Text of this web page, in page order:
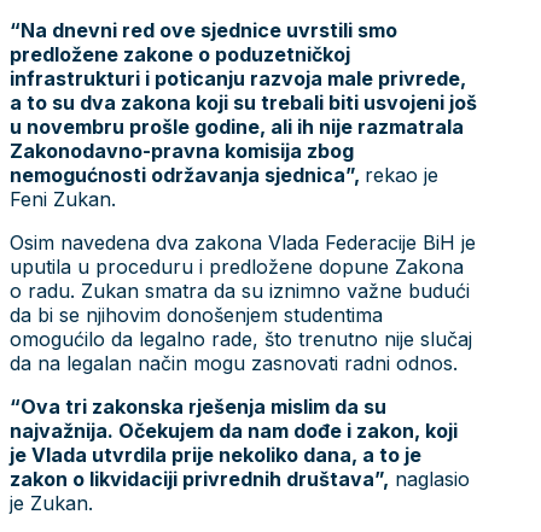
“Na dnevni red ove sjednice uvrstili smo
predložene zakone o poduzetničkoj
infrastrukturi i poticanju razvoja male privrede,
a to su dva zakona koji su trebali biti usvojeni još
u novembru prošle godine, ali ih nije razmatrala
Zakonodavno-pravna komisija zbog
nemogućnosti održavanja sjednica”, rekao je
Feni Zukan.
Osim navedena dva zakona Vlada Federacije BiH je
uputila u proceduru i predložene dopune Zakona
o radu. Zukan smatra da su iznimno važne budući
da bi se njihovim donošenjem studentima
omogućilo da legalno rade, što trenutno nije slučaj
da na legalan način mogu zasnovati radni odnos.
“Ova tri zakonska rješenja mislim da su
najvažnija. Očekujem da nam dođe i zakon, koji
je Vlada utvrdila prije nekoliko dana, a to je
zakon o likvidaciji privrednih društava”, naglasio
je Zukan.